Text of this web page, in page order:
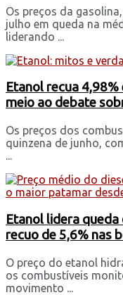
Os preços da
julho em queda na
liderando ...
Etanol recua
meio ao debate
Os preços dos
quinzena de junho,
...
Etanol lidera
recuo de 5,6% nas
O preço do etanol
os combustíveis
movimento ...